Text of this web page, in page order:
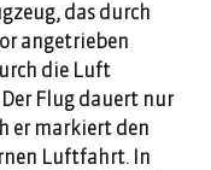
das durch
angetrieben
die Luft
Flug dauert nur
er markiert den
Luftfahrt. In